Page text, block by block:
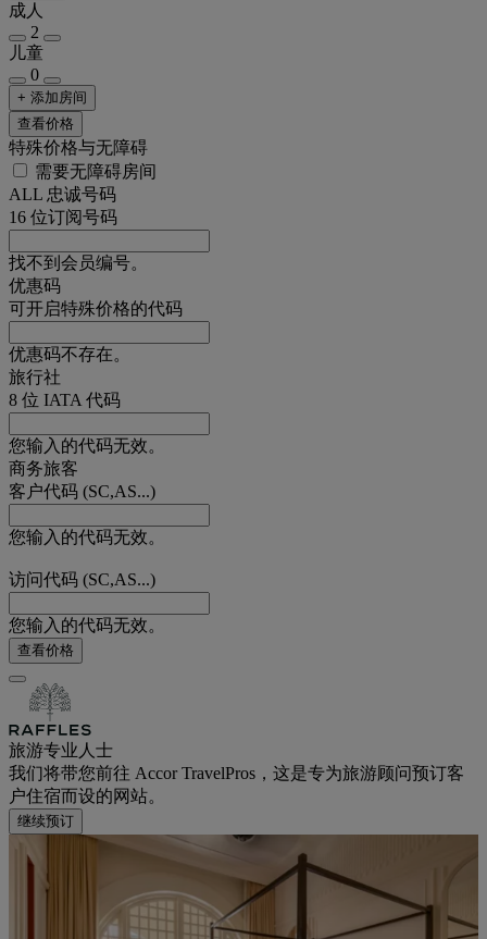
成人
2
儿童
0
+ 添加房间
查看价格
特殊价格与无障碍
需要无障碍房间
ALL 忠诚号码
16 位订阅号码
找不到会员编号。
优惠码
可开启特殊价格的代码
优惠码不存在。
旅行社
8 位 IATA 代码
您输入的代码无效。
商务旅客
客户代码 (SC,AS...)
您输入的代码无效。
访问代码 (SC,AS...)
您输入的代码无效。
查看价格
旅游专业人士
我们将带您前往 Accor TravelPros，这是专为旅游顾问预订客
户住宿而设的网站。
继续预订